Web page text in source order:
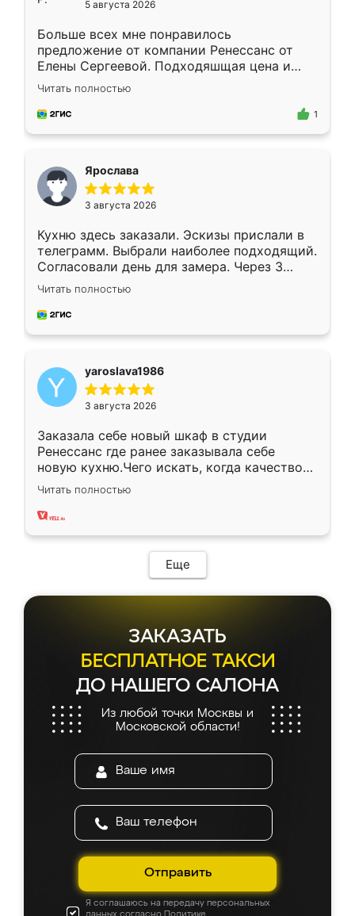
5 августа 2026
Больше всех мне понравилось
предложение от компании Ренессанс от
Елены Сергеевой. Подходяшщая цена и
короткие сроки изготовления. Приехавший
для замера сотрудник Владислав
предложил по моему эскизу самый
Читать полностью
1
Ярослава
3 августа 2026
Кухню здесь заказали. Эскизы прислали в
телеграмм. Выбрали наиболее подходящий.
Согласовали день для замера. Через 3
недели кухня была уже готова. Остались
довольны работой. Спасибо Ренессанс
мебель за качественную работу!
Читать полностью
yaroslava1986
3 августа 2026
Заказала себе новый шкаф в студии
Ренессанс где ранее заказывала себе
новую кухню.Чего искать, когда качеством
вполне довольна. Служит кухня уже почти
два года, нареканий нет.
Читать полностью
Еще
ЗАКАЗАТЬ
БЕСПЛАТНОЕ ТАКСИ
ДО НАШЕГО САЛОНА
Из любой точки Москвы и
Московской области!
Отправить
Я соглашаюсь на передачу персональных
данных согласно Политике